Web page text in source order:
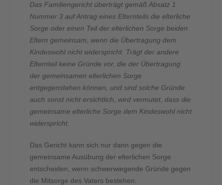
Das Familiengericht überträgt gemäß Absatz 1
Nummer 3 auf Antrag eines Elternteils die elterliche
Sorge oder einen Teil der elterlichen Sorge beiden
Eltern gemeinsam, wenn die Übertragung dem
Kindeswohl nicht widerspricht. Trägt der andere
Elternteil keine Gründe vor, die der Übertragung
der gemeinsamen elterlichen Sorge
entgegenstehen können, und sind solche Gründe
auch sonst nicht ersichtlich, wird vermutet, dass die
gemeinsame elterliche Sorge dem Kindeswohl nicht
widerspricht.
Das Gericht kann sich nur dann gegen die
gemeinsame Ausübung der elterlichen Sorge
entscheiden, wenn schwerwiegende Gründe gegen
die Mitsorge des Vaters bestehen.